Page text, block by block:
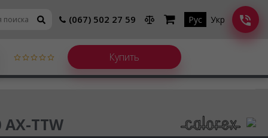
(067) 502 27 59 Рус Укр
воздуха
AX-TTW